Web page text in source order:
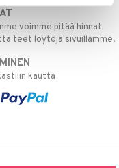
voimme pitää hinnat
teet löytöjä sivuillamme.
kautta